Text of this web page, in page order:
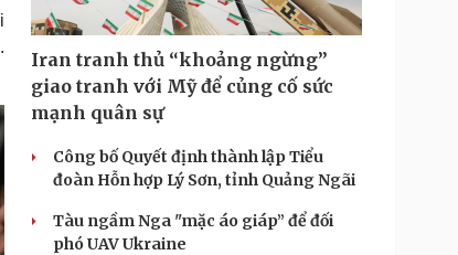
đồng
Chuyển đổi số
Podcast
Câu chuyện thời sự
Cửa sổ tình yêu
Kể chuyện cho bé
Hạt giống tâm hồn
Iran tranh thủ “khoảng ngừng”
giao tranh với Mỹ để củng cố sức
mạnh quân sự
Công bố Quyết định thành lập Tiểu
đoàn Hỗn hợp Lý Sơn, tỉnh Quảng Ngãi
Tàu ngầm Nga "mặc áo giáp” để đối
phó UAV Ukraine